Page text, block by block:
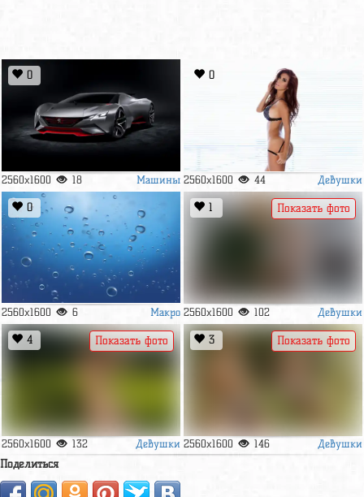
0
2560x1600 18 Машины
0
2560x1600 44 Девушки
0
2560x1600 6 Макро
1
2560x1600 102 Девушки
Показать фото
4
2560x1600 132 Девушки
Показать фото 3
2560x1600 146 Девушки
Показать фото
Поделиться